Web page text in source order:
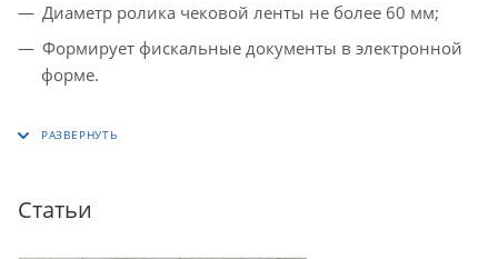
Диаметр ролика чековой ленты не более 60 мм;
Формирует фискальные документы в электронной
форме.
Статьи